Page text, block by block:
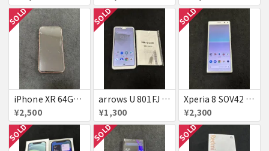
SOLD
iPhone XR 64GB コーラル simフリー 判定○ ジャンク
¥2,500
SOLD
arrows U 801FJ ホワイト simフリー 美品 判定△
¥1,300
SOLD
Xperia 8 SOV42 ホワイト simフリー 判定△
¥2,300
SOLD SOLD SOLD